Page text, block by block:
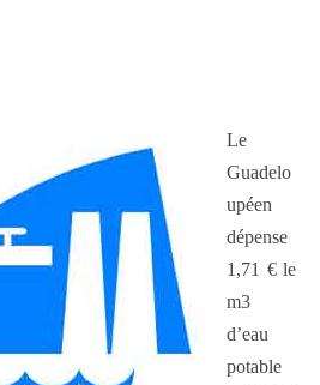
Le
Guadelo
upéen
dépense
1,71 € le
m3
d’eau
potable